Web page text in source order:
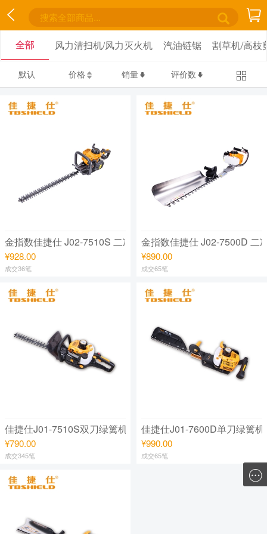
全部 风力清扫机/风力灭火机 汽油链锯 割草机/高枝
默认 价格 销量 评价数
金指数佳捷仕 J02-7510S 二冲程双刀绿篱机（专业级）
¥928.00
成交36笔
金指
¥890.00
成交65笔
佳捷仕J01-7510S双刀绿篱机
¥790.00
成交345笔
佳捷仕J01-7600D单刀绿篱机
¥990.00
成交65笔